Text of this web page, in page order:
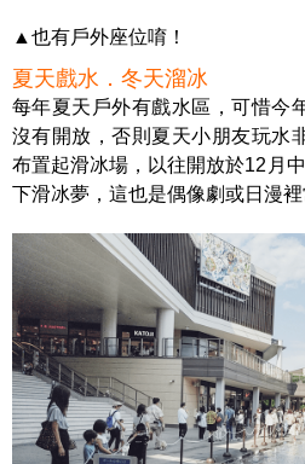
▲也有戶外座位唷！
夏天戲水．冬天溜冰
每年夏天戶外有戲水區，可惜今
沒有開放，否則夏天小朋友玩水
布置起滑冰場，以往開放於12月
下滑冰夢，這也是偶像劇或日漫裡